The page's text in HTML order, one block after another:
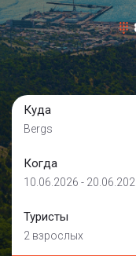
Куда
Bergs
Когда
10.06.2026 -
Туристы
2 взрослых